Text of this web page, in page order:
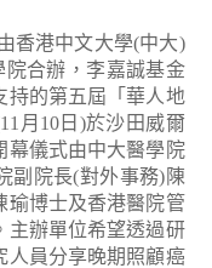
香港中文大學(中大)
合辦，李嘉誠基金
持的第五屆「華人地
月10日)於沙田威爾
幕儀式由中大醫學院
副院長(對外事務)陳
瑜博士及香港醫院管
主辦單位希望透過研
人員分享晚期照顧癌